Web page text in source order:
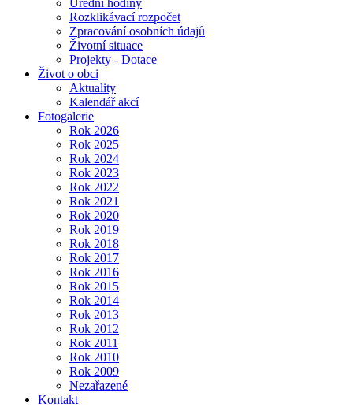
Úřední hodiny
Rozklikávací rozpočet
Zpracování osobních údajů
Životní situace
Projekty - Dotace
Život o obci
Aktuality
Kalendář akcí
Fotogalerie
Rok 2026
Rok 2025
Rok 2024
Rok 2023
Rok 2022
Rok 2021
Rok 2020
Rok 2019
Rok 2018
Rok 2017
Rok 2016
Rok 2015
Rok 2014
Rok 2013
Rok 2012
Rok 2011
Rok 2010
Rok 2009
Nezařazené
Kontakt